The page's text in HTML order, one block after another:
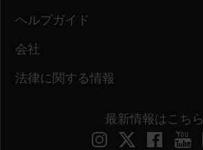
ヘルプガイド
会社
法律に関する情報
最新情報はこちら